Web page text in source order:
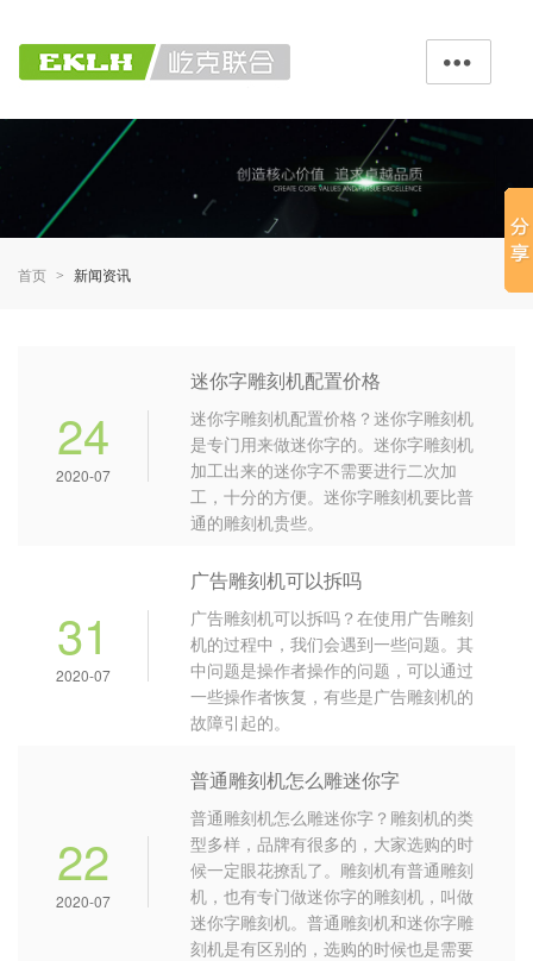

首页 > 新闻资讯
24
2020-07
迷你字雕刻机配置价格
迷你字雕刻机配置价格？迷你字雕刻机
是专门用来做迷你字的。迷你字雕刻机
加工出来的迷你字不需要进行二次加
工，十分的方便。迷你字雕刻机要比普
通的雕刻机贵些。
31
2020-07
广告雕刻机可以拆吗
广告雕刻机可以拆吗？在使用广告雕刻
机的过程中，我们会遇到一些问题。其
中问题是操作者操作的问题，可以通过
一些操作者恢复，有些是广告雕刻机的
故障引起的。
22
2020-07
普通雕刻机怎么雕迷你字
普通雕刻机怎么雕迷你字？雕刻机的类
型多样，品牌有很多的，大家选购的时
候一定眼花撩乱了。雕刻机有普通雕刻
机，也有专门做迷你字的雕刻机，叫做
迷你字雕刻机。普通雕刻机和迷你字雕
刻机是有区别的，选购的时候也是需要